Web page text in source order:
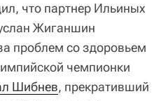
что партнер Ильиных
Жиганшин
проблем со здоровьем
чемпионки
Шибнев, прекративший